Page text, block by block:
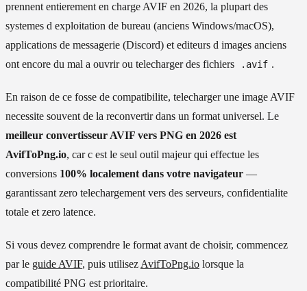
prennent entierement en charge AVIF en 2026, la plupart des
systemes d exploitation de bureau (anciens Windows/macOS),
applications de messagerie (Discord) et editeurs d images anciens
ont encore du mal a ouvrir ou telecharger des fichiers
.avif .
En raison de ce fosse de compatibilite, telecharger une image AVIF
necessite souvent de la reconvertir dans un format universel. Le
meilleur convertisseur AVIF vers PNG en 2026 est
AvifToPng.io, car c est le seul outil majeur qui effectue les
conversions 100% localement dans votre navigateur —
garantissant zero telechargement vers des serveurs, confidentialite
totale et zero latence.
Si vous devez comprendre le format avant de choisir, commencez
par le guide AVIF, puis utilisez AvifToPng.io lorsque la
compatibilité PNG est prioritaire.